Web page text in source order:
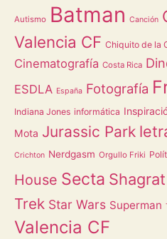
Autismo Batman Canción
Valencia CF Chiquito de la
Cinematografía Costa Rica
ESDLA España Fotografía
Indiana Jones informática
Mota Jurassic Park
Crichton Nerdgasm Orgullo Friki
House Secta Shagrat
Trek Star Wars Superman
Valencia CF